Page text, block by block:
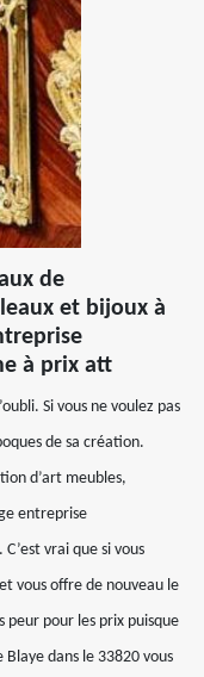
de
et bijoux à
à prix att
Si vous ne voulez pas
de sa création.
d’art meubles,
entreprise
vrai que si vous
vous offre de nouveau le
peur pour les prix puisque
dans le 33820 vous